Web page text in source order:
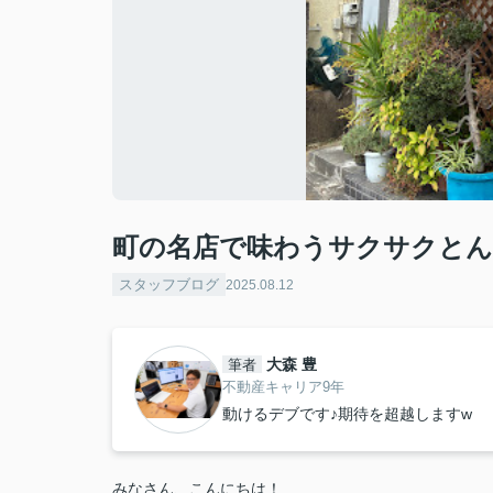
町の名店で味わうサクサクと
スタッフブログ 2025.08.12
筆者 大森 豊
不動産キャリア9年
動けるデブです♪期待を超越しますw
みなさん、こんにちは！